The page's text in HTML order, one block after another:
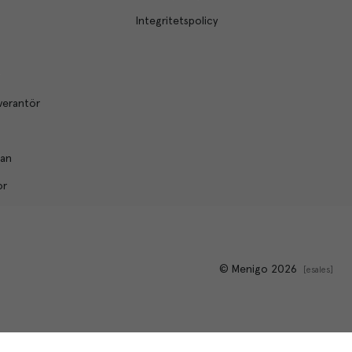
Integritetspolicy
© Menigo 2026 esales]